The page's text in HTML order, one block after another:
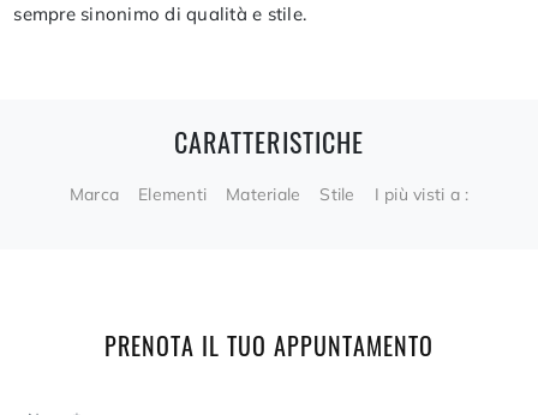
sempre sinonimo di qualità e stile.
CARATTERISTICHE
Marca Elementi Materiale Stile I più visti a :
PRENOTA IL TUO APPUNTAMENTO